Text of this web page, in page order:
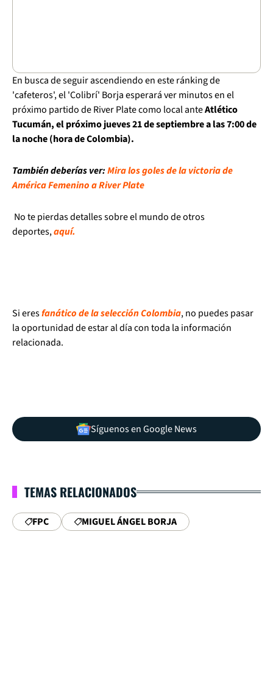
En busca de seguir ascendiendo en este ránking de
'cafeteros', el 'Colibrí' Borja esperará ver minutos en el
próximo partido de River Plate como local anteAtlético
Tucumán, el próximo jueves 21 de septiembre a las 7:00 de
la noche (hora de Colombia).
También deberías ver:Mira los goles de la victoria de
América Femenino a River Plate
No te pierdas detalles sobre el mundo de otros
deportes,aquí.
Si eresfanático de la selección Colombia, no puedes pasar
la oportunidad de estar al día con toda la información
relacionada.
Síguenos en Google News
TEMAS RELACIONADOS
FPC MIGUEL ÁNGEL BORJA